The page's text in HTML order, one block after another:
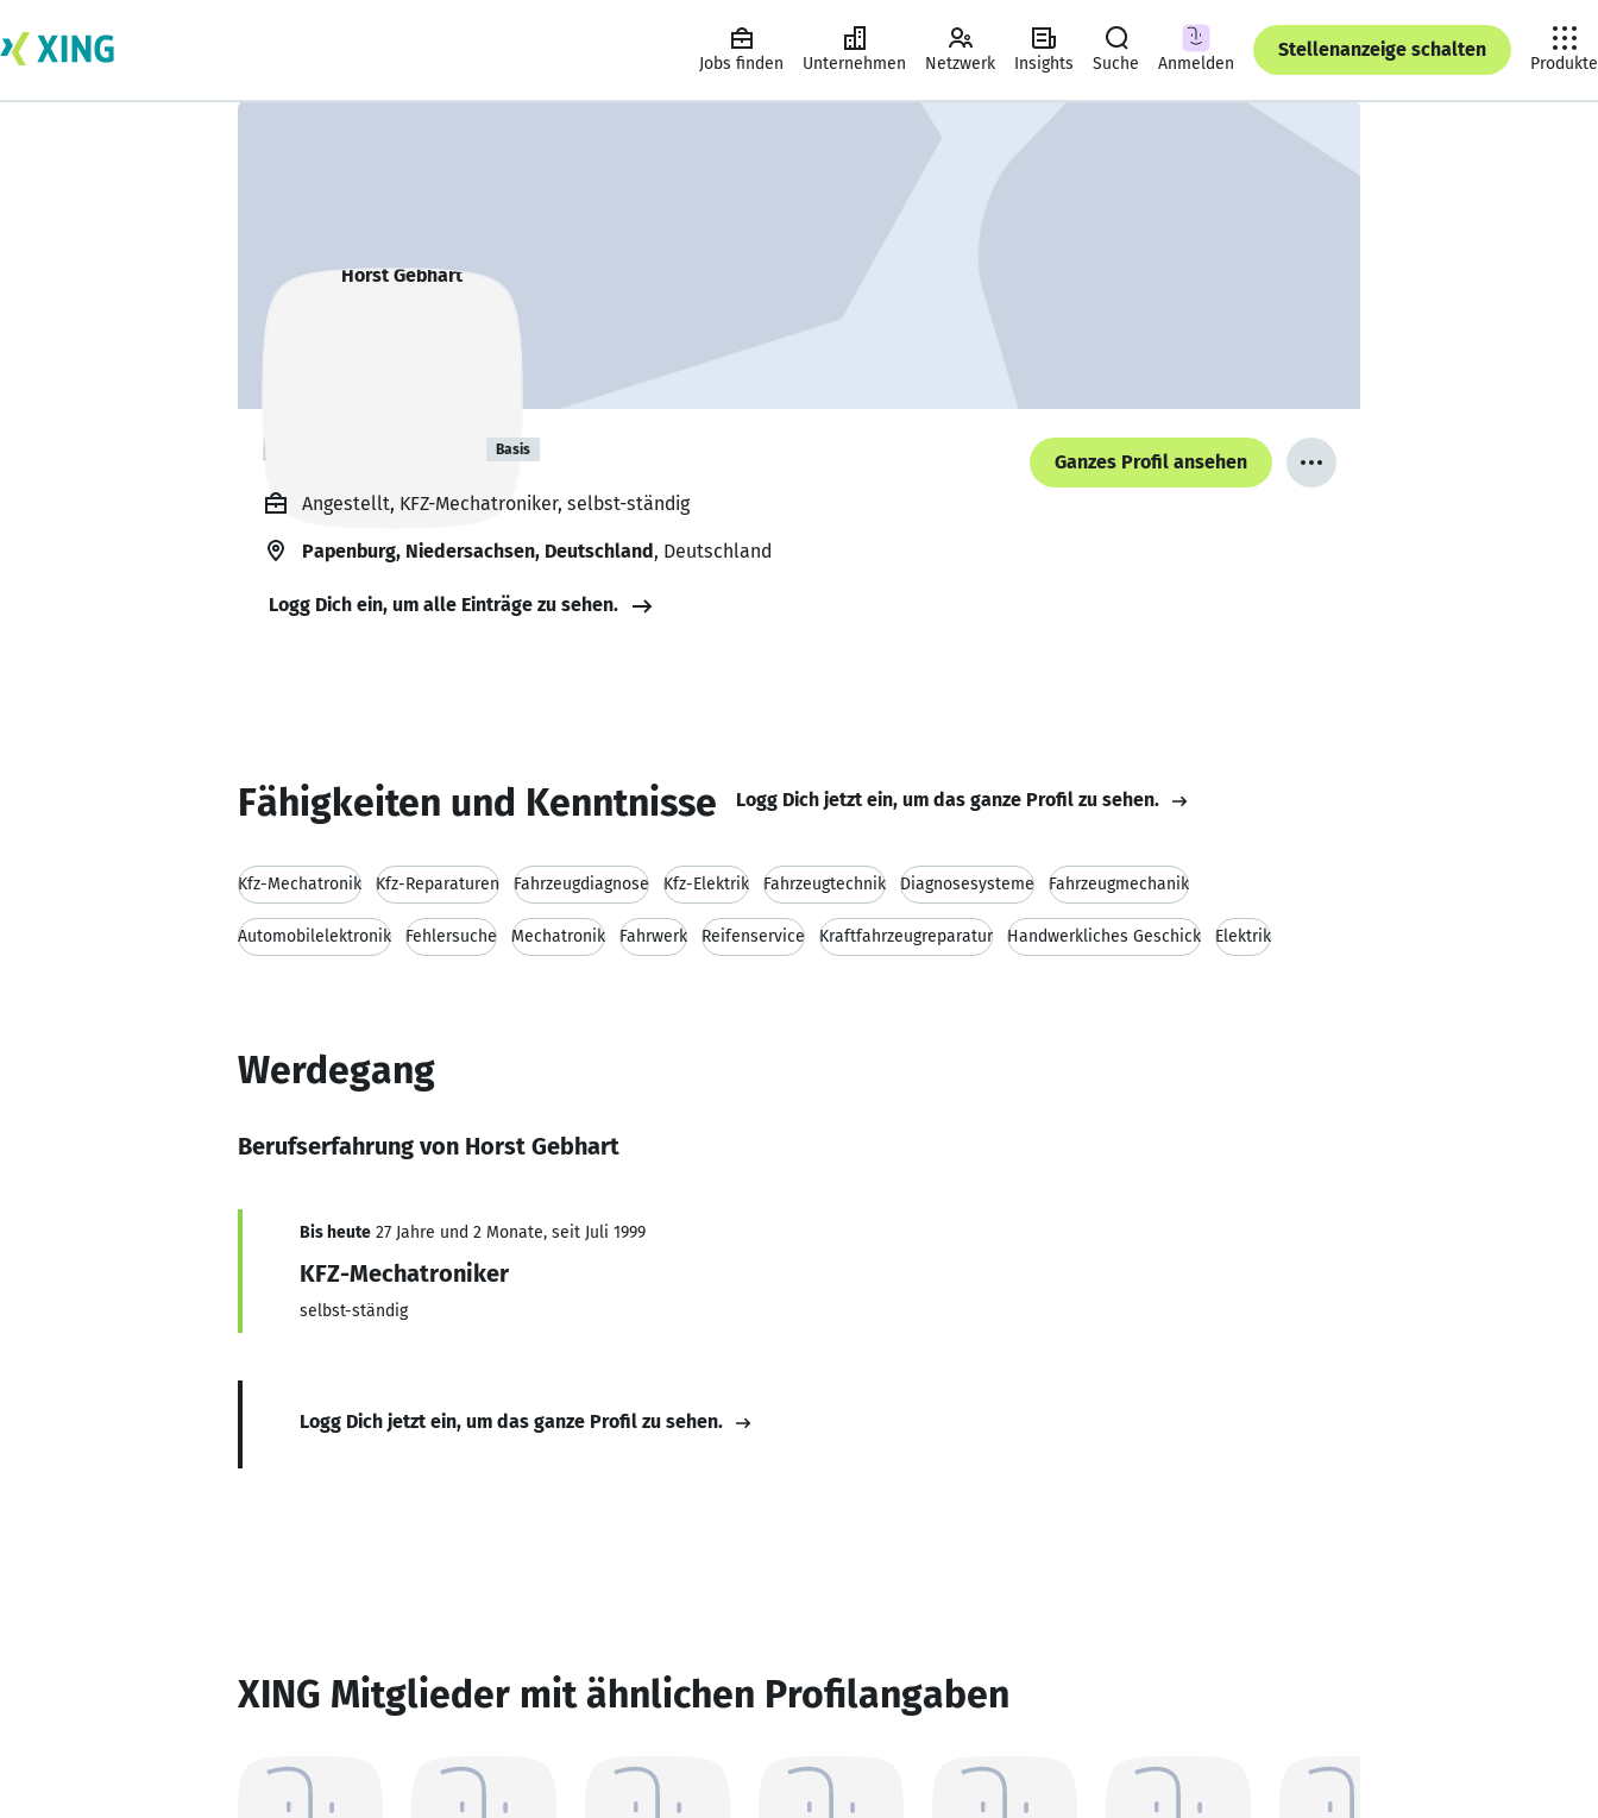
Jobs finden Unternehmen Netzwerk Insights Suche Anmelden
Stellenanzeige schalten
Produkte
Horst Gebhart Basis
Ganzes Profil ansehen
Angestellt, KFZ-Mechatroniker, selbst-ständig
Papenburg, Niedersachsen, Deutschland, Deutschland
Logg Dich ein, um alle Einträge zu sehen.
Fähigkeiten und Kenntnisse Logg Dich jetzt ein, um das ganze Profil zu sehen.
Kfz-Mechatronik Kfz-Reparaturen Fahrzeugdiagnose Kfz-Elektrik Fahrzeugtechnik Diagnosesysteme Fahrzeugmechanik
Automobilelektronik Fehlersuche Mechatronik Fahrwerk Reifenservice Kraftfahrzeugreparatur Handwerkliches Geschick Elektrik
Werdegang
Berufserfahrung von Horst Gebhart
Bis heute 27 Jahre und 2 Monate, seit Juli 1999
KFZ-Mechatroniker
selbst-ständig
Logg Dich jetzt ein, um das ganze Profil zu sehen.
XING Mitglieder mit ähnlichen Profilangaben